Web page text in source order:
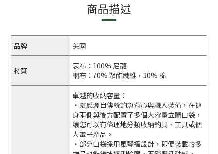
商品描述
品牌 美國
材質
表布：100% 尼龍
網布：70% 聚酯纖維，30% 棉
卓越的收納容量：
・靈感源自傳統釣魚背心與職人裝備，在褲
身兩側與後方配置了多個大容量立體口袋，
讓您可以有條理地分類收納釣具、工具或個
人電子產品。
・部分口袋採用風琴褶設計，即便裝載較多